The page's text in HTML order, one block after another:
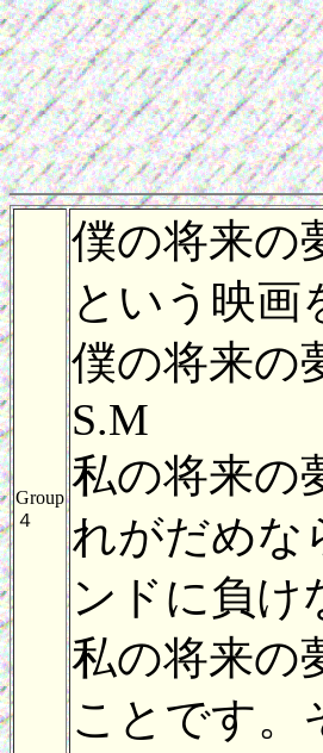
Group
４
僕の将来の
という映画
僕の将来の
S.M
私の将来の
れがだめな
ンドに負け
私の将来の
ことです。